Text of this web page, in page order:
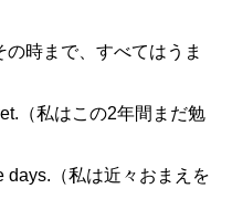
時まで、すべてはうま
（私はこの2年間まだ勉
days.（私は近々おまえを